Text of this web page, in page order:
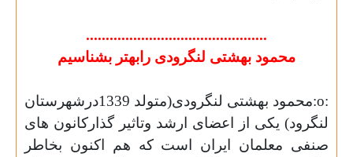
..............................................
محمود بهشتی لنگرودی رابهتر بشناسيم
:محمود بهشتی لنگرودی(متولد 1339درشهرستان
لنگرود) یکی از اعضای ارشد وتاثیر گذارکانون های
صنفی معلمان ایران است که هم اکنون بخاطر